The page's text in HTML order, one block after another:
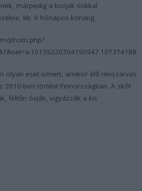
márpedig a borjak sokkal
kb. 6 hónapos korukig.
photo.php?
olyan eset ismert, amikor élő rénszarvas
2010-ben történt Finnországban. A skót
féltőn óvják, vigyázzák a kis